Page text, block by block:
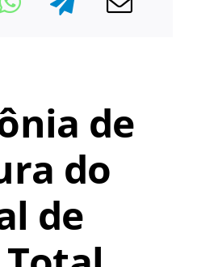
de
do
de